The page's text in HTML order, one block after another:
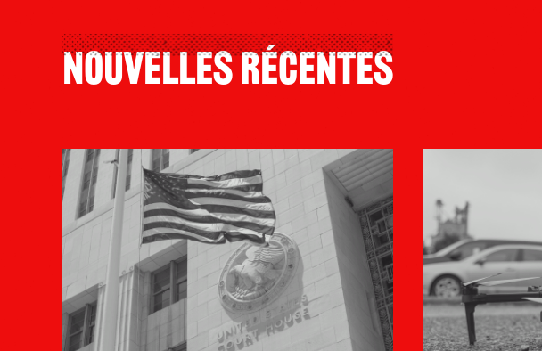
Nouvelles Récentes